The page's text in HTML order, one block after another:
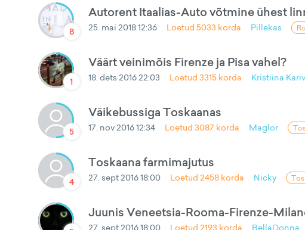
8
Autorent Itaalias-Auto võtmine ühest
25. mai 2018 12:36 Loetud 5033 korda Pillekas
1
Väärt veinimõis Firenze ja Pisa vahel?
18. dets 2016 22:03 Loetud 3315 korda Kristiina
5
Väikebussiga Toskaanas
17. nov 2016 12:34 Loetud 3087 korda Maglor
4
Toskaana farmimajutus
27. sept 2016 18:00 Loetud 2458 korda Nicky
Juunis Veneetsia-Rooma-Firenze-
27. sept 2016 18:00 Loetud 2193 korda BellaDonna